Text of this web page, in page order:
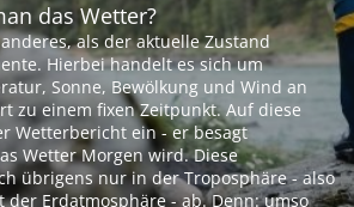
das Wetter?
als der aktuelle Zustand
Hierbei handelt es sich um
Sonne, Bewölkung und Wind an
zu einem fixen Zeitpunkt. Auf diese
Wetterbericht ein - er besagt
Wetter Morgen wird. Diese
übrigens nur in der Troposphäre - also
Erdatmosphäre - ab. Denn: umso